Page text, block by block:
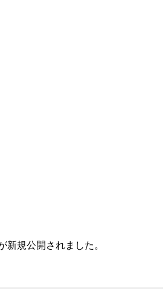
新規公開されました。